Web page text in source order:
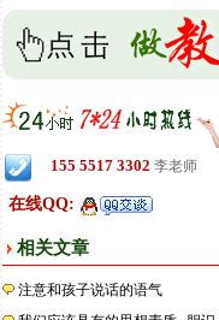
155 5517 3302 李老师
在线QQ:
相关文章
注意和孩子说话的语气